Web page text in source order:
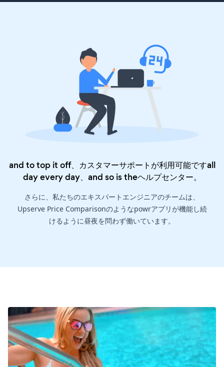
and to top it off、カスタマーサポートが利用可能ですall
day every day、and so is theヘルプセンター。
さらに、私たちのエキスパートエンジニアのチームは、
Upserve Price Comparisonのようなpowrアプリが機能し続
けるように昼夜を問わず働いています。